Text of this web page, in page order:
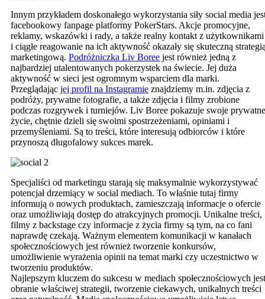
Innym przykładem doskonałego wykorzystania siły social media
facebookowy fanpage platformy PokerStars. Akcje promocyjne,
reklamy, wskazówki i rady, a także realny kontakt z użytkownikami
i ciągłe reagowanie na ich aktywność okazały się skuteczną
marketingową. Podróżniczka Liv Boree jest również jedną z
najbardziej utalentowanych pokerzystek na świecie. Jej duża
aktywność w sieci jest ogromnym wsparciem dla marki.
Przeglądając jej profil na Instagramie znajdziemy m.in. zdjęcia z
podróży, prywatne fotografie, a także zdjęcia i filmy zrobione
podczas rozgrywek i turniejów. Liv Boree pokazuje swoje prywatne
życie, chętnie dzieli się swoimi spostrzeżeniami, opiniami i
przemyśleniami. Są to treści, które interesują odbiorców i które
przynoszą długofalowy sukces marek.
Specjaliści od marketingu starają się maksymalnie wykorzystywać
potencjał drzemiący w social mediach. To właśnie tutaj firmy
informują o nowych produktach, zamieszczają informacje o ofercie
oraz umożliwiają dostęp do atrakcyjnych promocji. Unikalne treści,
filmy z backstage czy informacje z życia firmy są tym, na co fani
naprawdę czekają. Ważnym elementem komunikacji w kanałach
społecznościowych jest również tworzenie konkursów,
umożliwienie wyrażenia opinii na temat marki czy uczestnictwo w
tworzeniu produktów.
Najlepszym kluczem do sukcesu w mediach społecznościowych jest
obranie właściwej strategii, tworzenie ciekawych, unikalnych treści